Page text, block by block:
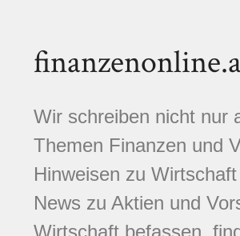
Wir schreiben nicht nur
Themen Finanzen und
Hinweisen zu
News zu Aktien und
Wirtschaft befassen,